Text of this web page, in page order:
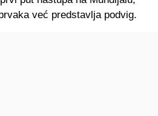
već predstavlja podvig.